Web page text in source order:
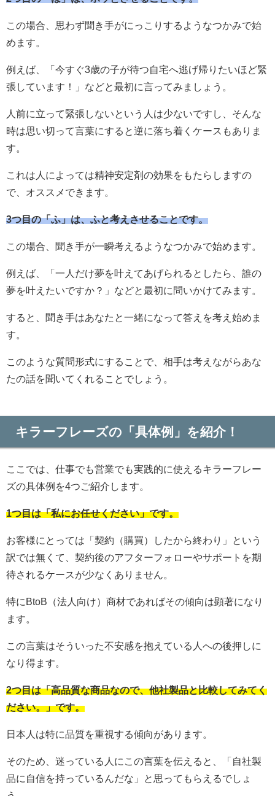
この場合、思わず聞き手がにっこりするようなつかみで始
めます。
例えば、「今すぐ3歳の子が待つ自宅へ逃げ帰りたいほど緊
張しています！」などと最初に言ってみましょう。
人前に立って緊張しないという人は少ないですし、そんな
時は思い切って言葉にすると逆に落ち着くケースもありま
す。
これは人によっては精神安定剤の効果をもたらしますの
で、オススメできます。
3つ目の「ふ」は、ふと考えさせることです。
この場合、聞き手が一瞬考えるようなつかみで始めます。
例えば、「一人だけ夢を叶えてあげられるとしたら、誰の
夢を叶えたいですか？」などと最初に問いかけてみます。
すると、聞き手はあなたと一緒になって答えを考え始めま
す。
このような質問形式にすることで、相手は考えながらあな
たの話を聞いてくれることでしょう。
キラーフレーズの「具体例」を紹介！
ここでは、仕事でも営業でも実践的に使えるキラーフレー
ズの具体例を4つご紹介します。
1つ目は「私にお任せください」です。
お客様にとっては「契約（購買）したから終わり」という
訳では無くて、契約後のアフターフォローやサポートを期
待されるケースが少なくありません。
特にBtoB（法人向け）商材であればその傾向は顕著になり
ます。
この言葉はそういった不安感を抱えている人への後押しに
なり得ます。
2つ目は「高品質な商品なので、他社製品と比較してみてく
ださい。」です。
日本人は特に品質を重視する傾向があります。
そのため、迷っている人にこの言葉を伝えると、「自社製
品に自信を持っているんだな」と思ってもらえるでしょ